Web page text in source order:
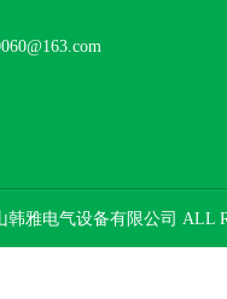
雅电气设备有限公司 ALL